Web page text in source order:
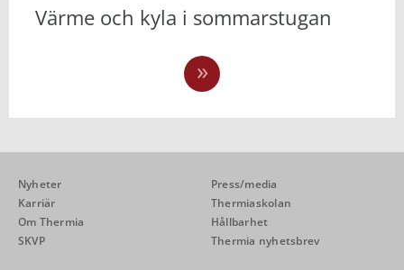
Värme och kyla i sommarstugan
Nyheter
Press/media
Karriär
Thermiaskolan
Om Thermia
Hållbarhet
SKVP
Thermia nyhetsbrev